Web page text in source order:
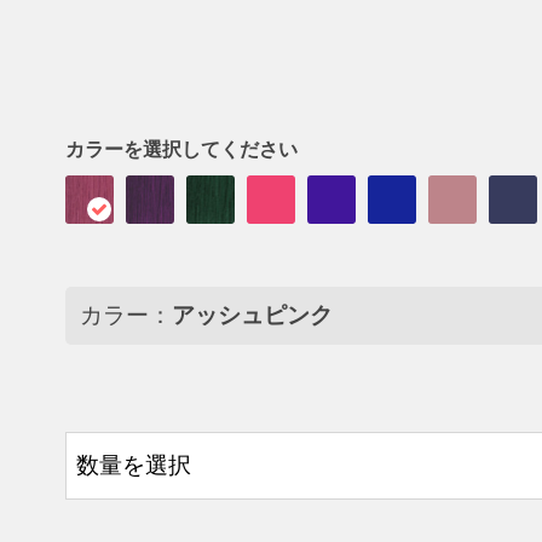
カラーを選択してください
カラー： アッシュピンク